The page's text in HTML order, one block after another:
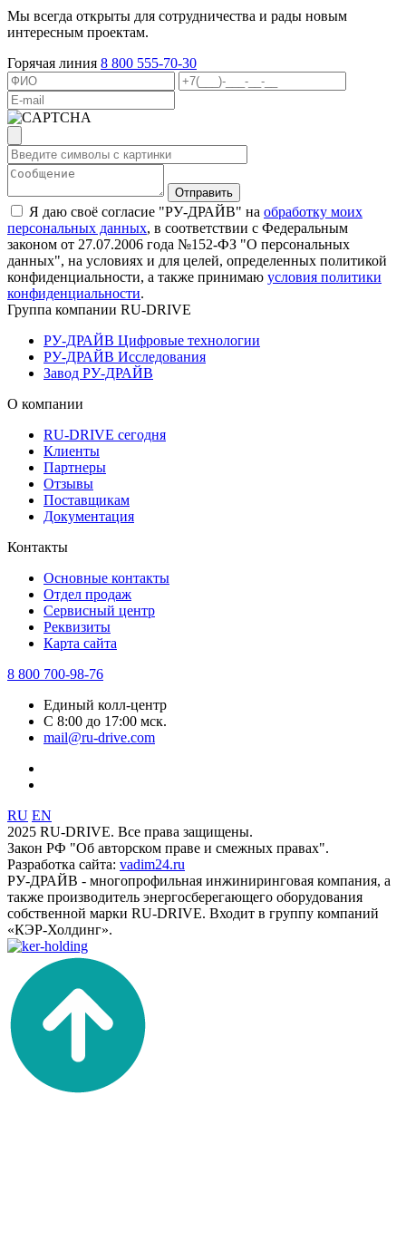
Мы всегда открыты для сотрудничества и рады новым
интересным проектам.
Горячая линия 8 800 555-70-30
Я даю своё согласие "РУ-ДРАЙВ" на обработку моих
персональных данных, в соответствии с Федеральным
законом от 27.07.2006 года №152-ФЗ "О персональных
данных", на условиях и для целей, определенных политикой
конфиденциальности, а также принимаю условия политики
конфиденциальности.
Группа компании RU-DRIVE
РУ-ДРАЙВ Цифровые технологии
РУ-ДРАЙВ Исследования
Завод РУ-ДРАЙВ
О компании
RU-DRIVE сегодня
Клиенты
Партнеры
Отзывы
Поставщикам
Документация
Контакты
Основные контакты
Отдел продаж
Сервисный центр
Реквизиты
Карта сайта
8 800 700-98-76
Единый колл-центр
С 8:00 до 17:00 мск.
mail@ru-drive.com
RU EN
2025 RU-DRIVE. Все права защищены.
Закон РФ "Об авторском праве и смежных правах".
Разработка сайта: vadim24.ru
РУ-ДРАЙВ - многопрофильная инжиниринговая компания, а
также производитель энергосберегающего оборудования
собственной марки RU-DRIVE. Входит в группу компаний
«КЭР-Холдинг».